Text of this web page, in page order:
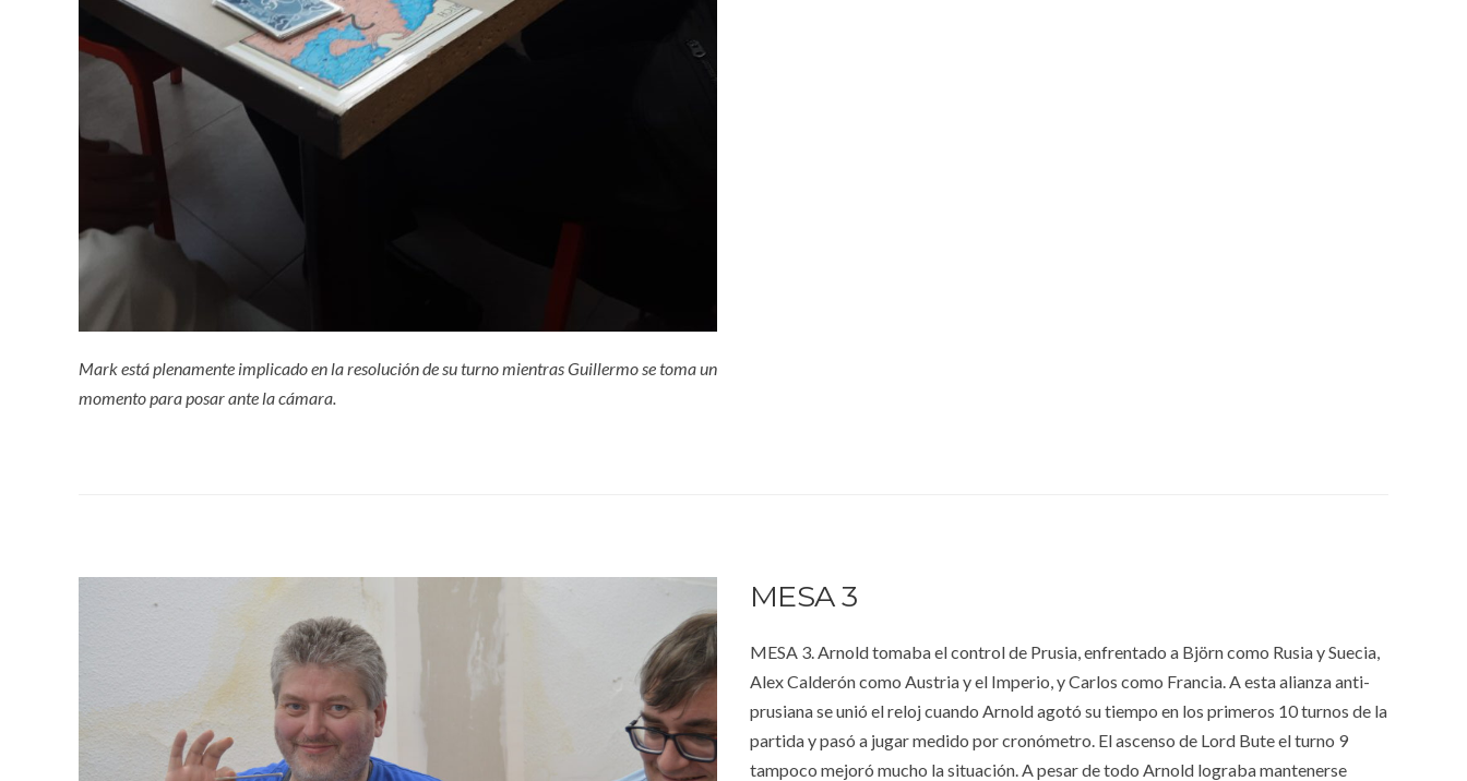
Mark está plenamente implicado en la resolución de su turno mientras Guillermo se toma un
momento para posar ante la cámara.
MESA 3
MESA 3. Arnold tomaba el control de Prusia, enfrentado a Björn como Rusia y Suecia,
Alex Calderón como Austria y el Imperio, y Carlos como Francia. A esta alianza anti-
prusiana se unió el reloj cuando Arnold agotó su tiempo en los primeros 10 turnos de la
partida y pasó a jugar medido por cronómetro. El ascenso de Lord Bute el turno 9
tampoco mejoró mucho la situación. A pesar de todo Arnold lograba mantenerse